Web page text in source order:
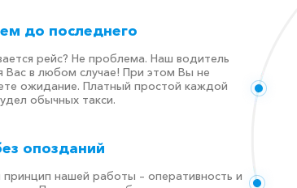
до последнего
рейс? Не проблема. Наш водитель
Вас в любом случае! При этом Вы не
ожидание. Платный простой каждой
обычных такси.
опозданий
нашей работы – оперативность и